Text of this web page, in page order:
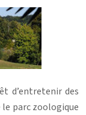
d’entretenir des
le parc zoologique